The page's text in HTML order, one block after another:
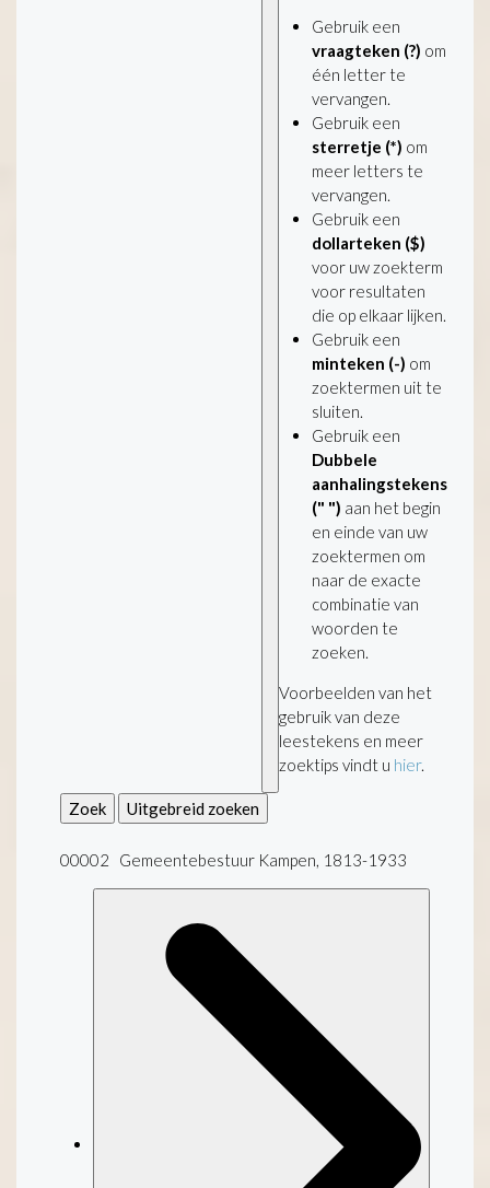
Gebruik een
vraagteken (?) om
één letter te
vervangen.
Gebruik een
sterretje (*) om
meer letters te
vervangen.
Gebruik een
dollarteken ($)
voor uw zoekterm
voor resultaten
die op elkaar lijken.
Gebruik een
minteken (-) om
zoektermen uit te
sluiten.
Gebruik een
Dubbele
aanhalingstekens
(" ") aan het begin
en einde van uw
zoektermen om
naar de exacte
combinatie van
woorden te
zoeken.
Voorbeelden van het
gebruik van deze
leestekens en meer
zoektips vindt u hier.
Zoek Uitgebreid zoeken
00002 Gemeentebestuur Kampen, 1813-1933